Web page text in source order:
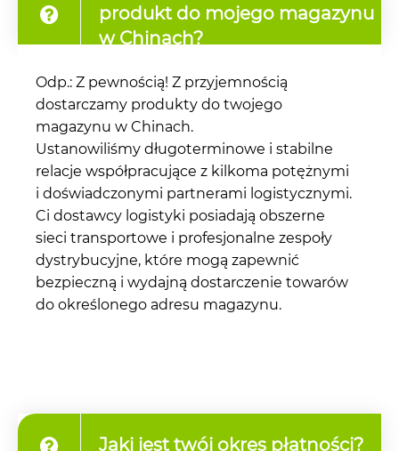
produkt do mojego magazynu
w Chinach?
Odp.: Z pewnością! Z przyjemnością
dostarczamy produkty do twojego
magazynu w Chinach.
Ustanowiliśmy długoterminowe i stabilne
relacje współpracujące z kilkoma potężnymi
i doświadczonymi partnerami logistycznymi.
Ci dostawcy logistyki posiadają obszerne
sieci transportowe i profesjonalne zespoły
dystrybucyjne, które mogą zapewnić
bezpieczną i wydajną dostarczenie towarów
do określonego adresu magazynu.
Jaki jest twój okres płatności?